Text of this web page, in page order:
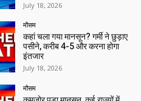
July 18, 2026
मौसम
कहां चला गया मानसून? गर्मी ने छुड़ाए
पसीने, करीब 4-5 और करना होगा
इंतजार
July 18, 2026
मौसम